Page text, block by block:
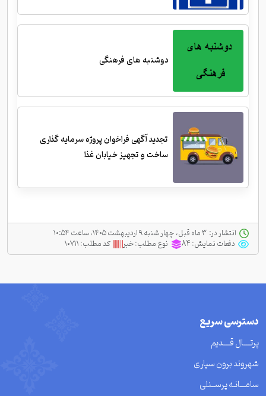
دوشنبه های فرهنگی
تجدید آگهی فراخوان پروژه سرمایه گذاری
ساخت و تجهیز خیابان غذا
انتشار در:
دفعات نمایش:84 نوع مطلب:خبر کد مطلب:۱۰۷۱۱
دسترسی سریع
پرتــــال قــــدیم
شهروند برون سپاری
سامـــانـه پرســنلی